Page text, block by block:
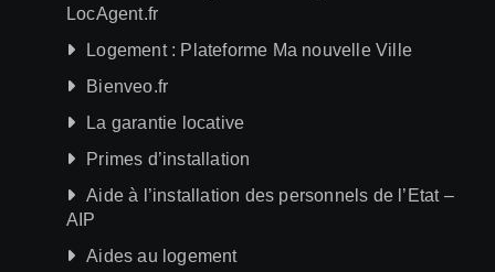
LocAgent.fr
Logement : Plateforme Ma nouvelle Ville
Bienveo.fr
La garantie locative
Primes d’installation
Aide à l’installation des personnels de l’Etat –
AIP
Aides au logement